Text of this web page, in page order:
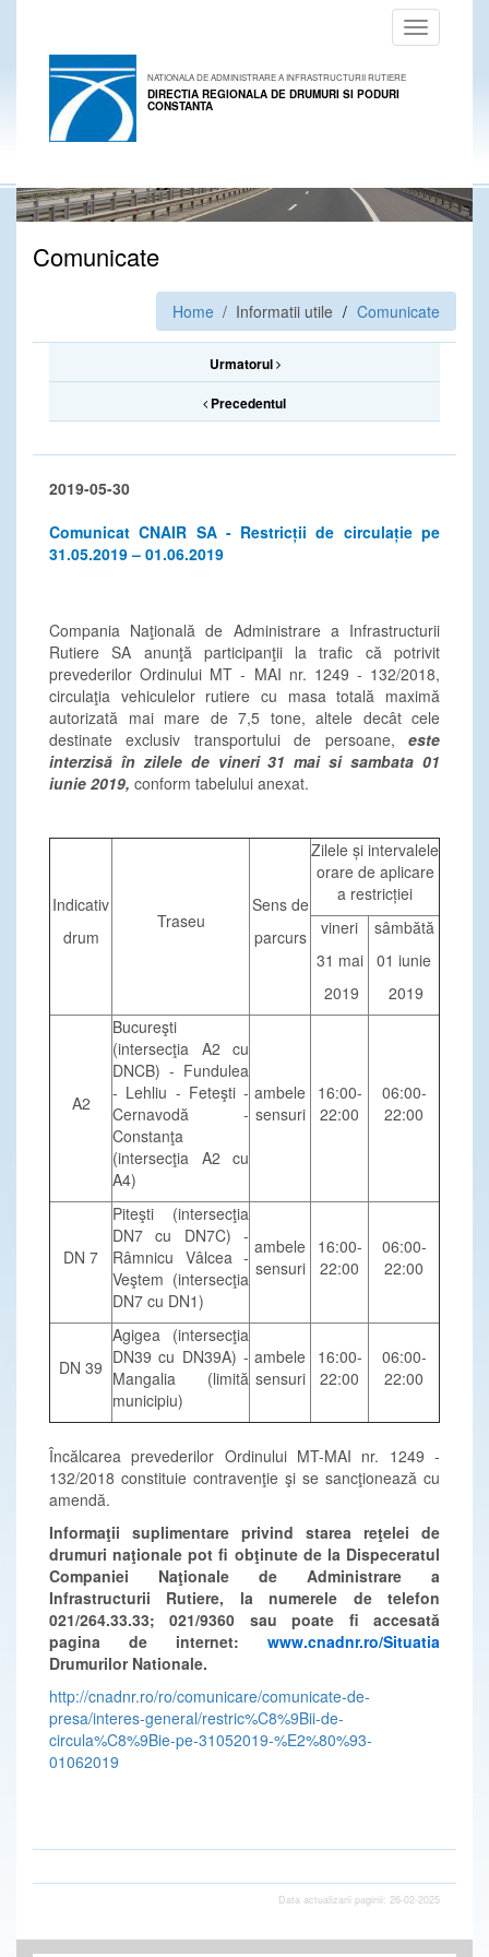
Toggle
navigation
NATIONALA DE ADMINISTRARE A INFRASTRUCTURII RUTIERE
DIRECTIA REGIONALA DE DRUMURI SI PODURI
CONSTANTA
Comunicate
Home / Informatii utile Comunicate
Urmatorul
Precedentul
2019-05-30
Comunicat CNAIR SA - Restricții de circulație pe
31.05.2019 – 01.06.2019
Compania Naţională de Administrare a Infrastructurii
Rutiere SA anunţă participanţii la trafic că potrivit
prevederilor Ordinului MT - MAI nr. 1249 - 132/2018,
circulaţia vehiculelor rutiere cu masa totală maximă
autorizată mai mare de 7,5 tone, altele decât cele
destinate exclusiv transportului de persoane, este
interzisă în zilele de vineri 31 mai si sambata 01
iunie 2019, conform tabelului anexat.
Indicativ
drum
Traseu
Sens de
parcurs
Zilele și intervalele
orare de aplicare
a restricției
vineri
31 mai
2019
sâmbătă
01 iunie
2019
A2
Bucureşti
(intersecţia A2 cu
DNCB) - Fundulea
- Lehliu - Feteşti -
Cernavodă -
Constanţa
(intersecţia A2 cu
A4)
ambele
sensuri
16:00-
22:00
06:00-
22:00
DN 7
Piteşti (intersecţia
DN7 cu DN7C) -
Râmnicu Vâlcea -
Veştem (intersecţia
DN7 cu DN1)
ambele
sensuri
16:00-
22:00
06:00-
22:00
DN 39
Agigea (intersecţia
DN39 cu DN39A) -
Mangalia (limită
municipiu)
ambele
sensuri
16:00-
22:00
06:00-
22:00
Încălcarea prevederilor Ordinului MT-MAI nr. 1249 -
132/2018 constituie contravenţie şi se sancţionează cu
amendă.
Informaţii suplimentare privind starea reţelei de
drumuri naţionale pot fi obţinute de la Dispeceratul
Companiei Naţionale de Administrare a
Infrastructurii Rutiere, la numerele de telefon
021/264.33.33; 021/9360 sau poate fi accesată
pagina de internet: www.cnadnr.ro/Situatia
Drumurilor Nationale.
http://cnadnr.ro/ro/comunicare/comunicate-de-
presa/interes-general/restric%C8%9Bii-de-
circula%C8%9Bie-pe-31052019-%E2%80%93-
01062019
Data actualizarii paginii: 26-02-2025